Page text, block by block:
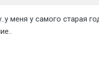
меня у самого старая